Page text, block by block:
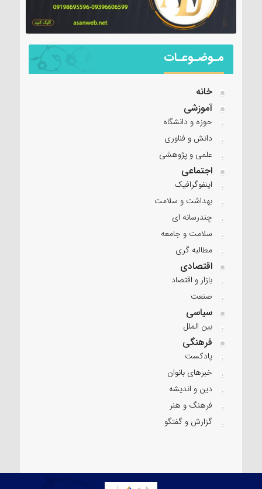
مـوضـوعـات
خانه
آموزشی
حوزه و دانشگاه
دانش و فناوری
علمی و پژوهشی
اجتماعی
اینفوگرافیک
بهداشت و سلامت
چندرسانه ای
سلامت و جامعه
مطالبه گری
اقتصادی
بازار و اقتصاد
صنعت
سیاسی
بین الملل
فرهنگی
پادکست
خبرهای بانوان
دین و اندیشه
فرهنگ و هنر
گزارش و گفتگو